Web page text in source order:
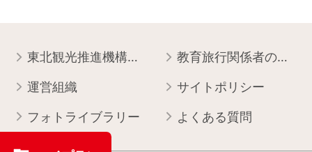
東北観光推進機構について 教育旅行関係者の皆様へ
運営組織 サイトポリシー
フォトライブラリー よくある質問